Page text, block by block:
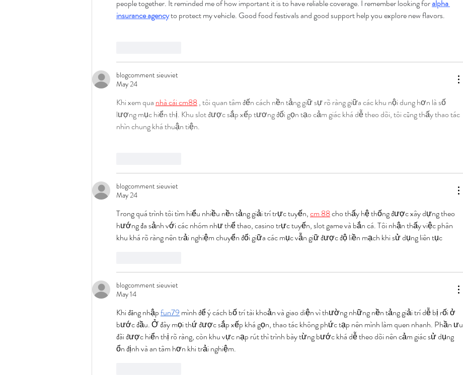
people together. It reminded me of how important it is to have reliable coverage. I remember looking for alpha
insurance agency to protect my vehicle. Good food festivals and good support help you explore new flavors.
blogcomment sieuviet
May 24
Khi xem qua nhà cái cm88 , tôi quan tâm đến cách nền tảng giữ sự rõ ràng giữa các khu nội dung hơn là số
lượng mục hiển thị. Khu slot được sắp xếp tương đối gọn tạo cảm giác khá dễ theo dõi, tôi cũng thấy thao tác
nhìn chung khá thuận tiện.
blogcomment sieuviet
May 24
Trong quá trình tôi tìm hiểu nhiều nền tảng giải trí trực tuyến, cm 88 cho thấy hệ thống được xây dựng theo
hướng đa sảnh với các nhóm như thể thao, casino trực tuyến, slot game và bắn cá. Tôi nhận thấy việc phân
khu khá rõ ràng nên trải nghiệm chuyển đổi giữa các mục vẫn giữ được độ liền mạch khi sử dụng liên tục
blogcomment sieuviet
May 14
Khi đăng nhập fun79 mình để ý cách bố trí tài khoản và giao diện vì thường những nền tảng giải trí dễ bị rối ở
bước đầu. Ở đây mọi thứ được sắp xếp khá gọn, thao tác không phức tạp nên mình làm quen nhanh. Phần ưu
đãi được hiển thị rõ ràng, còn khu vực nạp rút thì trình bày từng bước khá dễ theo dõi nên cảm giác sử dụng
ổn định và an tâm hơn khi trải nghiệm.